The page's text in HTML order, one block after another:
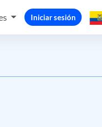
Iniciar sesión